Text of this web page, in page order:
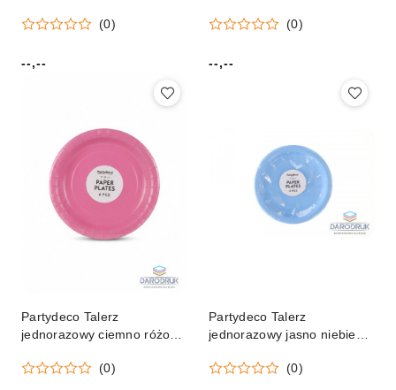
Godan (96794)
(0)
Cena:
--,--
(TPP106)
(0)
Cena:
--,--
Partydeco Talerz
jednorazowy ciemno różowy
Partydeco (TPP90-006)
(0)
Partydeco Talerz
jednorazowy jasno niebieski
Partydeco (TPP90-001J)
(0)